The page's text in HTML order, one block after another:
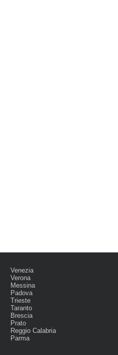
Venezia
Verona
Messina
Padova
Trieste
Taranto
Brescia
Prato
Reggio Calabria
Parma